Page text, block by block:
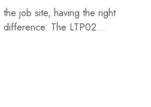
job site, having the right
difference. The LTP02…